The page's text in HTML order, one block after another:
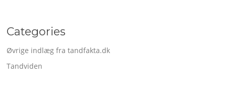
Categories
Øvrige indlæg fra tandfakta.dk
Tandviden